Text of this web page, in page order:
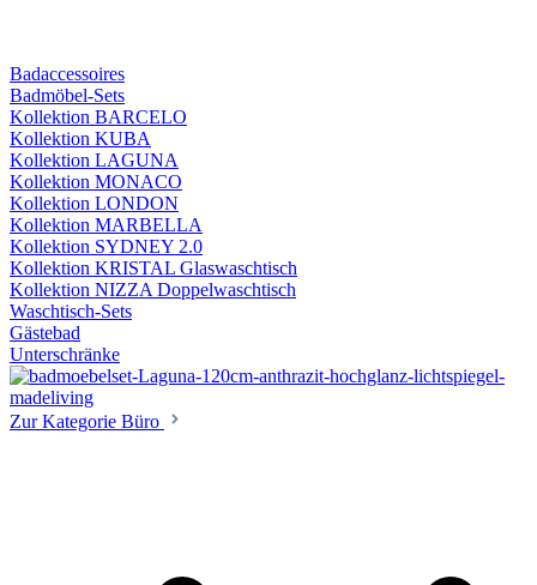
Badaccessoires
Badmöbel-Sets
Kollektion BARCELO
Kollektion KUBA
Kollektion LAGUNA
Kollektion MONACO
Kollektion LONDON
Kollektion MARBELLA
Kollektion SYDNEY 2.0
Kollektion KRISTAL Glaswaschtisch
Kollektion NIZZA Doppelwaschtisch
Waschtisch-Sets
Gästebad
Unterschränke
Zur Kategorie Büro